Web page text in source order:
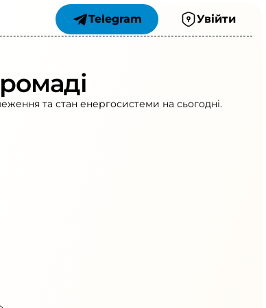
Telegram Увійти
та стан енергосистеми на сьогодні.